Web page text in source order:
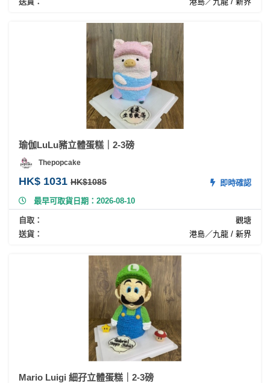
瑜伽LuLu豬立體蛋糕｜2-3磅
Thepopcake
HK$ 1031 HK$1085
即時確認
最早可取貨日期：2026-08-10
自取：
觀塘
送貨：
港島／九龍 / 新界
Mario Luigi 細孖立體蛋糕｜2-3磅